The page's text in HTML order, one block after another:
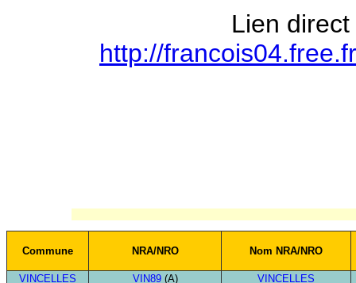
Lien
http://
Commune NRA/NRO Nom NRA/NRO
VINCELLES VIN89(A) VINCELLES